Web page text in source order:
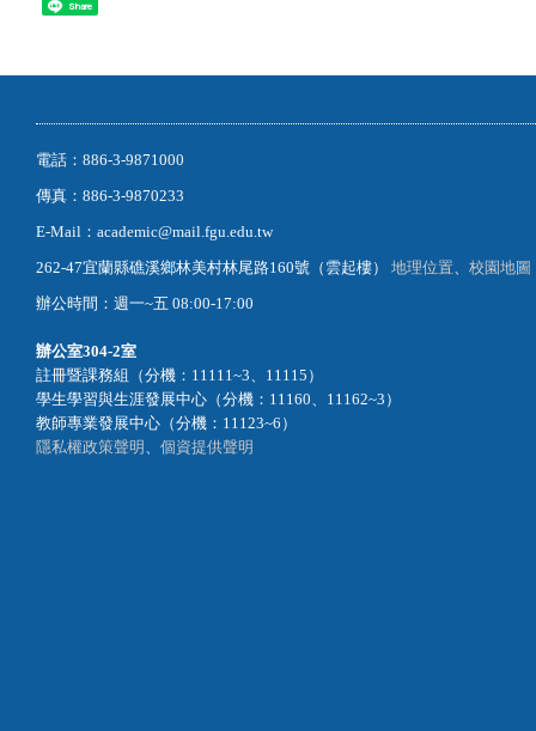
Share
電話：886-3-9871000
傳真：886-3-9870233
E-Mail：academic@mail.fgu.edu.tw
262-47宜蘭縣礁溪鄉林美村林尾路160號（雲起樓） 地理位置
校園地圖
辦公時間：週一~五 08:00-17:00
辦公室304-2室
註冊暨課務組（分機：11111~3、11115）
學生學習與生涯發展中心（分機：11160、11162~3）
教師專業發展中心（分機：11123~6）
隱私權政策聲明
個資提供聲明